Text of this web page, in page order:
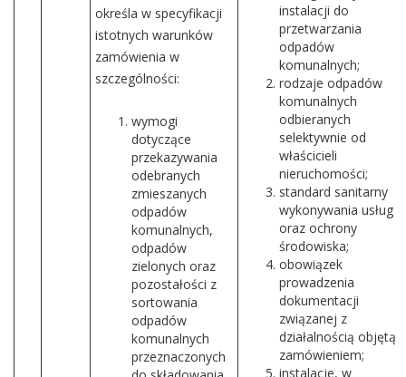
określa w specyfikacji
istotnych warunków
zamówienia w
szczególności:
wymogi
dotyczące
przekazywania
odebranych
zmieszanych
odpadów
komunalnych,
odpadów
zielonych oraz
pozostałości z
sortowania
odpadów
komunalnych
przeznaczonych
instalacji do
przetwarzania
odpadów
komunalnych;
rodzaje odpadów
komunalnych
odbieranych
selektywnie od
właścicieli
nieruchomości;
standard sanitarny
wykonywania usług
oraz ochrony
środowiska;
obowiązek
prowadzenia
dokumentacji
związanej z
działalnością objętą
zamówieniem;
instalacje, w